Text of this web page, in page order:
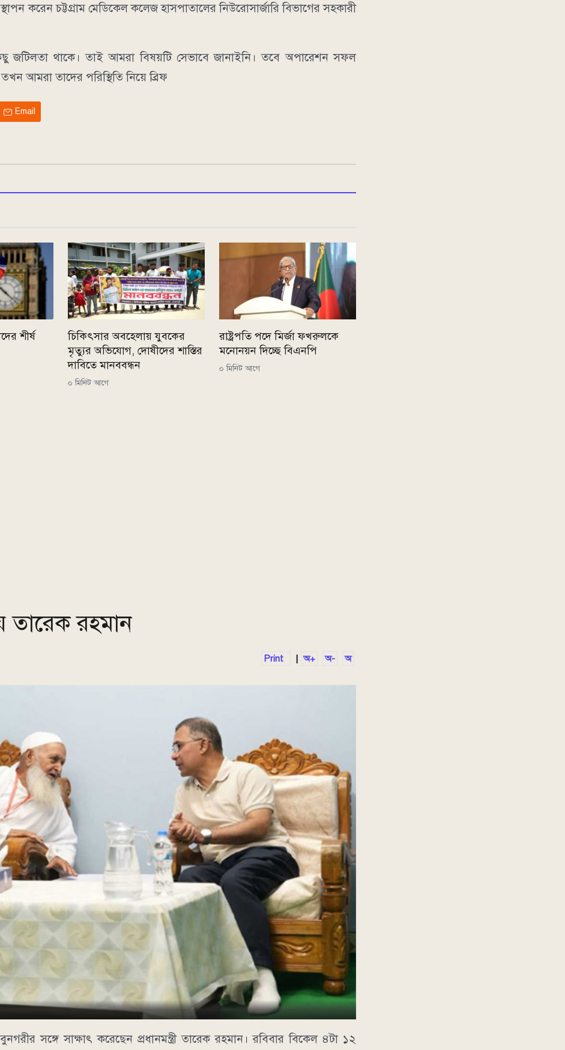
করেন চট্টগ্রাম মেডিকেল কলেজ হাসপাতালের নিউরোসার্জারি বিভাগের সহকারী
থাকে। তাই আমরা বিষয়টি সেভাবে জানাইনি। তবে অপারেশন সফল
আমরা তাদের পরিস্থিতি নিয়ে ব্রিফ
Email
শীর্ষ
চিকিৎসার অবহেলায় যুবকের
মৃত্যুর অভিযোগ, দোষীদের শাস্তির
দাবিতে মানববন্ধন
০ মিনিট আগে
রাষ্ট্রপতি পদে মির্জা ফখরুলকে
মনোনয়ন দিচ্ছে বিএনপি
০ মিনিট আগে
তারেক রহমান
Print | অ+ অ- অ
সঙ্গে সাক্ষাৎ করেছেন প্রধানমন্ত্রী তারেক রহমান। রবিবার বিকেল ৪টা ১২